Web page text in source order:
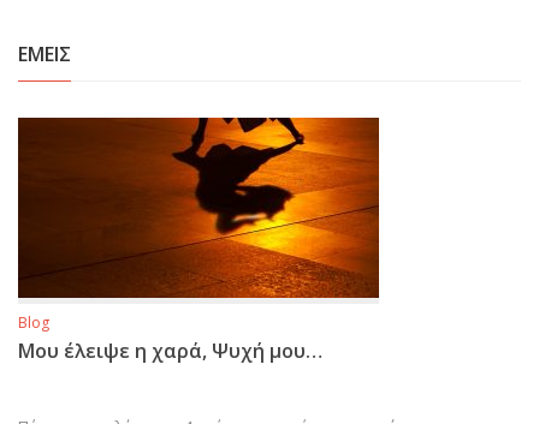
ΕΜΕΙΣ
Blog
Μου έλειψε η χαρά, Ψυχή μου…